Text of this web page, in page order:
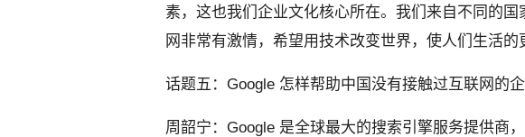
素，这也我们企业文化核心所在。我们来自不同的
网非常有激情，希望用技术改变世界，使人们生活的
话题五：Google 怎样帮助中国没有接触过互联网的
周韶宁：Google 是全球最大的搜索引擎服务提供商